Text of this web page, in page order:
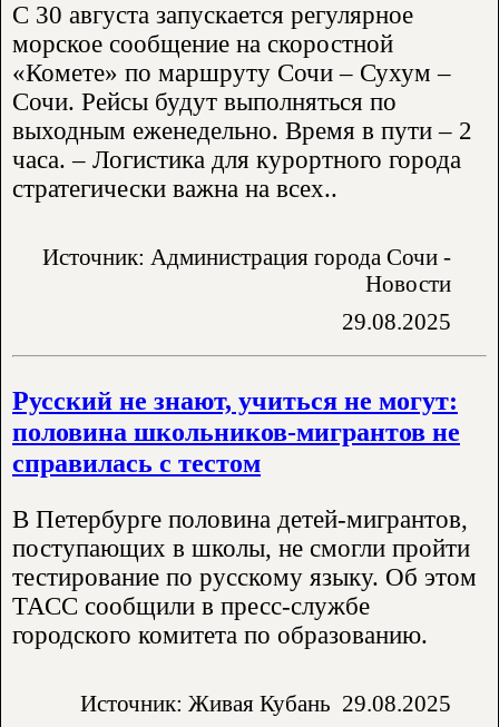
С 30 августа запускается регулярное
морское сообщение на скоростной
«Комете» по маршруту Сочи – Сухум –
Сочи. Рейсы будут выполняться по
выходным еженедельно. Время в пути – 2
часа. – Логистика для курортного города
стратегически важна на всех..
Источник: Администрация города Сочи -
Новости
29.08.2025
Русский не знают, учиться не могут:
половина школьников-мигрантов не
справилась с тестом
В Петербурге половина детей-мигрантов,
поступающих в школы, не смогли пройти
тестирование по русскому языку. Об этом
ТАСС сообщили в пресс-службе
городского комитета по образованию.
Источник: Живая Кубань 29.08.2025